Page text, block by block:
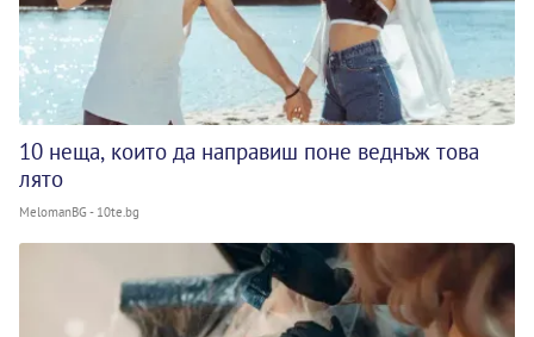
10 неща, които да направиш поне веднъж това
лято
MelomanBG - 10te.bg